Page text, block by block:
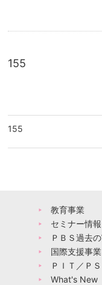
155
155
教育事業
セミナー情報
ＰＢＳ過去
国際支援事業
ＰＩＴ／ＰＳ
What's New